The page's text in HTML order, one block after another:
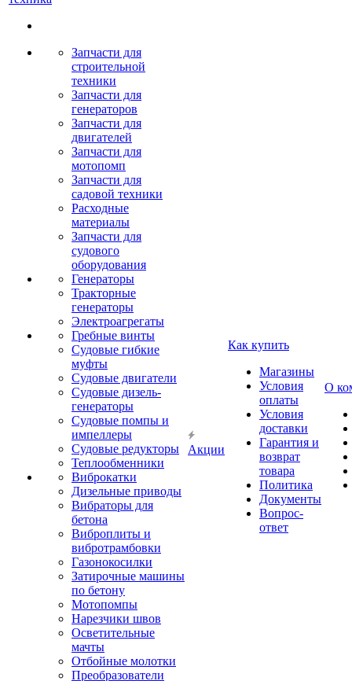
Запчасти для
строительной
техники
Запчасти для
генераторов
Запчасти для
двигателей
Запчасти для
мотопомп
Запчасти для
садовой техники
Расходные
материалы
Запчасти для
судового
оборудования
Генераторы
Тракторные
генераторы
Электроагрегаты
Гребные винты
Судовые гибкие
муфты
Судовые двигатели
Судовые дизель-
генераторы
Судовые помпы и
импеллеры
Судовые редукторы
Теплообменники
Виброкатки
Дизельные приводы
Вибраторы для
бетона
Виброплиты и
вибротрамбовки
Газонокосилки
Затирочные машины
по бетону
Мотопомпы
Нарезчики швов
Осветительные
мачты
Отбойные молотки
Преобразователи
Акции
Как купить
Магазины
Условия
оплаты
Условия
доставки
Гарантия и
возврат
товара
Политика
Документы
Вопрос-
ответ
О